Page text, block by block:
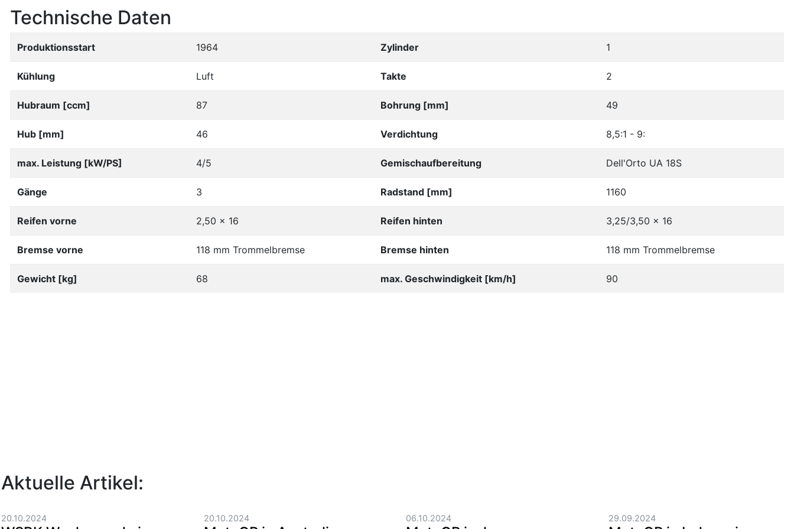
Technische Daten
Produktionsstart 1964 Zylinder 1
Kühlung Luft Takte 2
Hubraum [ccm] 87 Bohrung [mm] 49
Hub [mm] 46 Verdichtung 8,5:1 - 9:
max. Leistung [kW/PS] 4/5 Gemischaufbereitung Dell'Orto UA 18S
Gänge 3 Radstand [mm] 1160
Reifen vorne 2,50 x 16 Reifen hinten 3,25/3,50 x 16
Bremse vorne 118 mm Trommelbremse Bremse hinten 118 mm Trommelbremse
Gewicht [kg] 68 max. Geschwindigkeit [km/h] 90
Aktuelle Artikel:
20.10.2024 20.10.2024 06.10.2024 29.09.2024